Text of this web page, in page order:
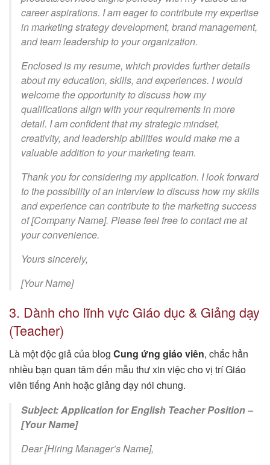
career aspirations. I am eager to contribute my expertise
in marketing strategy development, brand management,
and team leadership to your organization.
Enclosed is my resume, which provides further details
about my education, skills, and experiences. I would
welcome the opportunity to discuss how my
qualifications align with your requirements in more
detail. I am confident that my strategic mindset,
creativity, and leadership abilities would make me a
valuable addition to your marketing team.
Thank you for considering my application. I look forward
to the possibility of an interview to discuss how my skills
and experience can contribute to the marketing success
of [Company Name]. Please feel free to contact me at
your convenience.
Yours sincerely,
[Your Name]
3. Dành cho lĩnh vực Giáo dục & Giảng dạy
(Teacher)
Là một độc giả của blog Cung ứng giáo viên, chắc hẳn
nhiều bạn quan tâm đến mẫu thư xin việc cho vị trí Giáo
viên tiếng Anh hoặc giảng dạy nói chung.
Subject: Application for English Teacher Position –
[Your Name]
Dear [Hiring Manager’s Name],